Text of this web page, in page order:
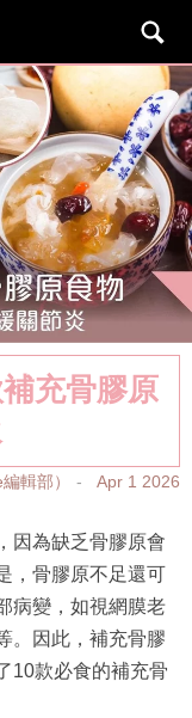
充骨膠原
輯部） Apr 1 2026
因為缺乏骨膠原會
，骨膠原不足還可
病變，如視網膜老
。因此，補充骨膠
10款必食的補充骨